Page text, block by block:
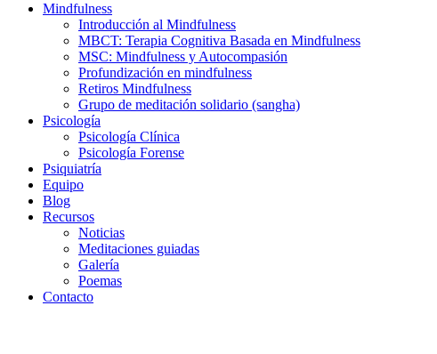
Mindfulness
Introducción al Mindfulness
MBCT: Terapia Cognitiva Basada en Mindfulness
MSC: Mindfulness y Autocompasión
Profundización en mindfulness
Retiros Mindfulness
Grupo de meditación solidario (sangha)
Psicología
Psicología Clínica
Psicología Forense
Psiquiatría
Equipo
Blog
Recursos
Noticias
Meditaciones guiadas
Galería
Poemas
Contacto